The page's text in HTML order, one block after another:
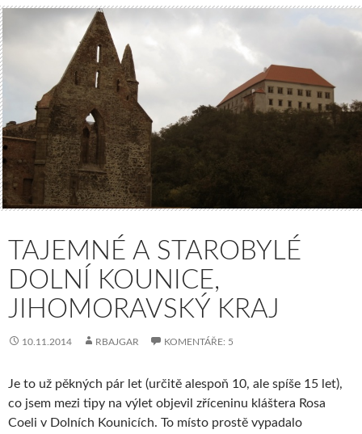
TAJEMNÉ A STAROBYLÉ
DOLNÍ KOUNICE,
JIHOMORAVSKÝ KRAJ
10.11.2014 RBAJGAR KOMENTÁŘE: 5
Je to už pěkných pár let (určitě alespoň 10, ale spíše 15 let),
co jsem mezi tipy na výlet objevil zříceninu kláštera Rosa
Coeli v Dolních Kounicích. To místo prostě vypadalo